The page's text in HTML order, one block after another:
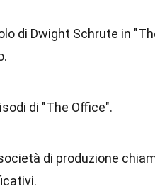
di Dwight Schrute in
di "The Office".
di produzione